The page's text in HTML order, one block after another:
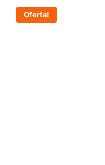
Oferta!